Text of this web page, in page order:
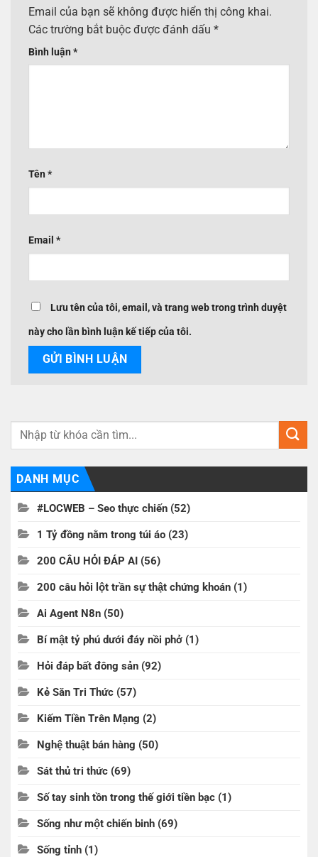
Email của bạn sẽ không được hiển thị công khai.
Các trường bắt buộc được đánh dấu *
Bình luận *
Tên *
Email *
Lưu tên của tôi, email, và trang web trong trình duyệt
này cho lần bình luận kế tiếp của tôi.
DANH MỤC
#LOCWEB – Seo thực chiến (52)
1 Tỷ đồng nằm trong túi áo (23)
200 CÂU HỎI ĐÁP AI (56)
200 câu hỏi lột trần sự thật chứng khoán (1)
Ai Agent N8n (50)
Bí mật tỷ phú dưới đáy nồi phở (1)
Hỏi đáp bất đông sản (92)
Kẻ Săn Tri Thức (57)
Kiếm Tiền Trên Mạng (2)
Nghệ thuật bán hàng (50)
Sát thủ tri thức (69)
Số tay sinh tồn trong thế giới tiền bạc (1)
Sống như một chiến binh (69)
Sống tỉnh (1)